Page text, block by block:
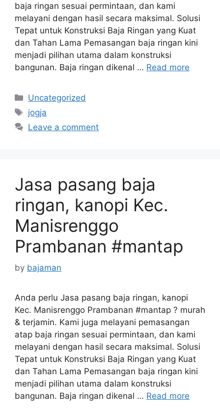
baja ringan sesuai permintaan, dan kami
melayani dengan hasil secara maksimal. Solusi
Tepat untuk Konstruksi Baja Ringan yang Kuat
dan Tahan Lama Pemasangan baja ringan kini
menjadi pilihan utama dalam konstruksi
bangunan. Baja ringan dikenal … Read more
Categories
Uncategorized
Tags
jogja
Leave a comment
Jasa pasang baja
ringan, kanopi Kec.
Manisrenggo
Prambanan #mantap
by bajaman
Anda perlu Jasa pasang baja ringan, kanopi
Kec. Manisrenggo Prambanan #mantap ? murah
& terjamin. Kami juga melayani pemasangan
atap baja ringan sesuai permintaan, dan kami
melayani dengan hasil secara maksimal. Solusi
Tepat untuk Konstruksi Baja Ringan yang Kuat
dan Tahan Lama Pemasangan baja ringan kini
menjadi pilihan utama dalam konstruksi
bangunan. Baja ringan dikenal … Read more